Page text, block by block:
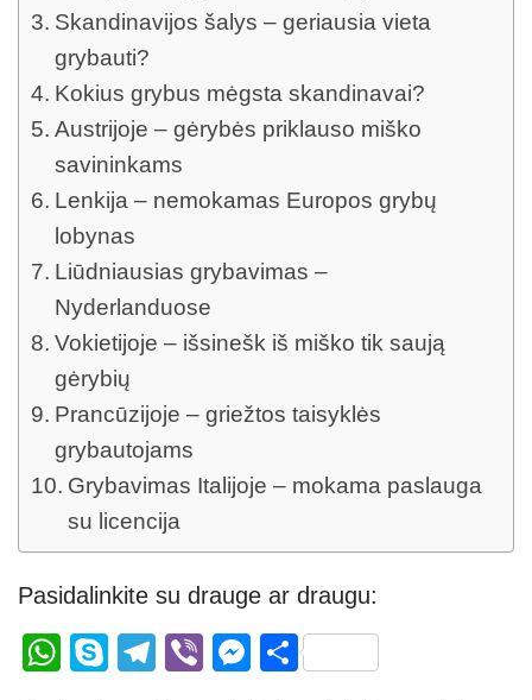
Skandinavijos šalys – geriausia vieta
grybauti?
Kokius grybus mėgsta skandinavai?
Austrijoje – gėrybės priklauso miško
savininkams
Lenkija – nemokamas Europos grybų
lobynas
Liūdniausias grybavimas –
Nyderlanduose
Vokietijoje – išsinešk iš miško tik saują
gėrybių
Prancūzijoje – griežtos taisyklės
grybautojams
Grybavimas Italijoje – mokama paslauga
su licencija
Pasidalinkite su drauge ar draugu:
W
S
T
Vi
M S